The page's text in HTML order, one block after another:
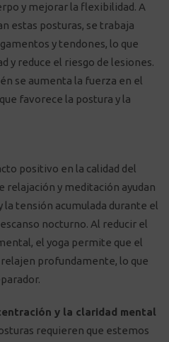
y mejorar la flexibilidad. A
estas posturas, se trabaja
y tendones, lo que
y reduce el riesgo de lesiones.
se aumenta la fuerza en el
favorece la postura y la
positivo en la calidad del
relajación y meditación ayudan
la tensión acumulada durante el
nocturno. Al reducir el
el yoga permite que el
profundamente, lo que
y la claridad mental
requieren que estemos